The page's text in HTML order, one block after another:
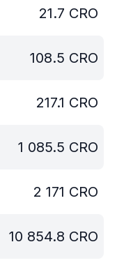
21.7 CRO
108.5 CRO
217.1 CRO
1 085.5 CRO
2 171 CRO
10 854.8 CRO